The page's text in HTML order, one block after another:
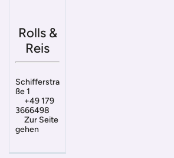
Rolls &
Reis
Schifferstra
ße 1
+49 179
3666498
Zur Seite
gehen